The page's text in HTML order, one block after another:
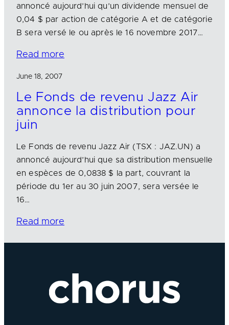
annoncé aujourd’hui qu’un dividende mensuel de
0,04 $ par action de catégorie A et de catégorie
B sera versé le ou après le 16 novembre 2017…
Read more
June 18, 2007
Le Fonds de revenu Jazz Air
annonce la distribution pour
juin
Le Fonds de revenu Jazz Air (TSX : JAZ.UN) a
annoncé aujourd’hui que sa distribution mensuelle
en espèces de 0,0838 $ la part, couvrant la
période du 1er au 30 juin 2007, sera versée le
16…
Read more